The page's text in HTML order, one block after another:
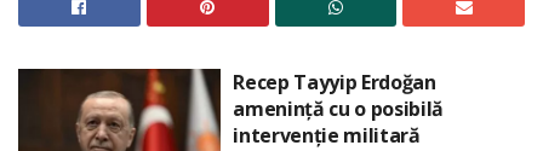
Recep Tayyip Erdoğan
amenință cu o posibilă
intervenție militară